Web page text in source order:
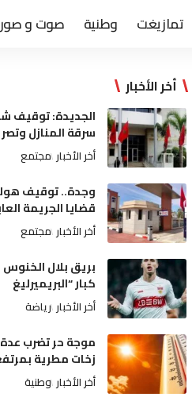
تمازيغت وطنية صوت و
أخر الأخبار
الجديدة: توقيف
سرقة المنازل
أخر الأخبار مجتمع
وجدة.. توقيف
قضايا الجريمة
أخر الأخبار مجتمع
بريق بلال
كبار “البريميرليغ
أخر الأخبار رياضة
موجة حر تضرب
زخات مطرية
أخر الأخبار وطنية